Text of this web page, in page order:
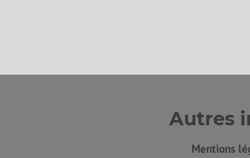
Autres
Mentions